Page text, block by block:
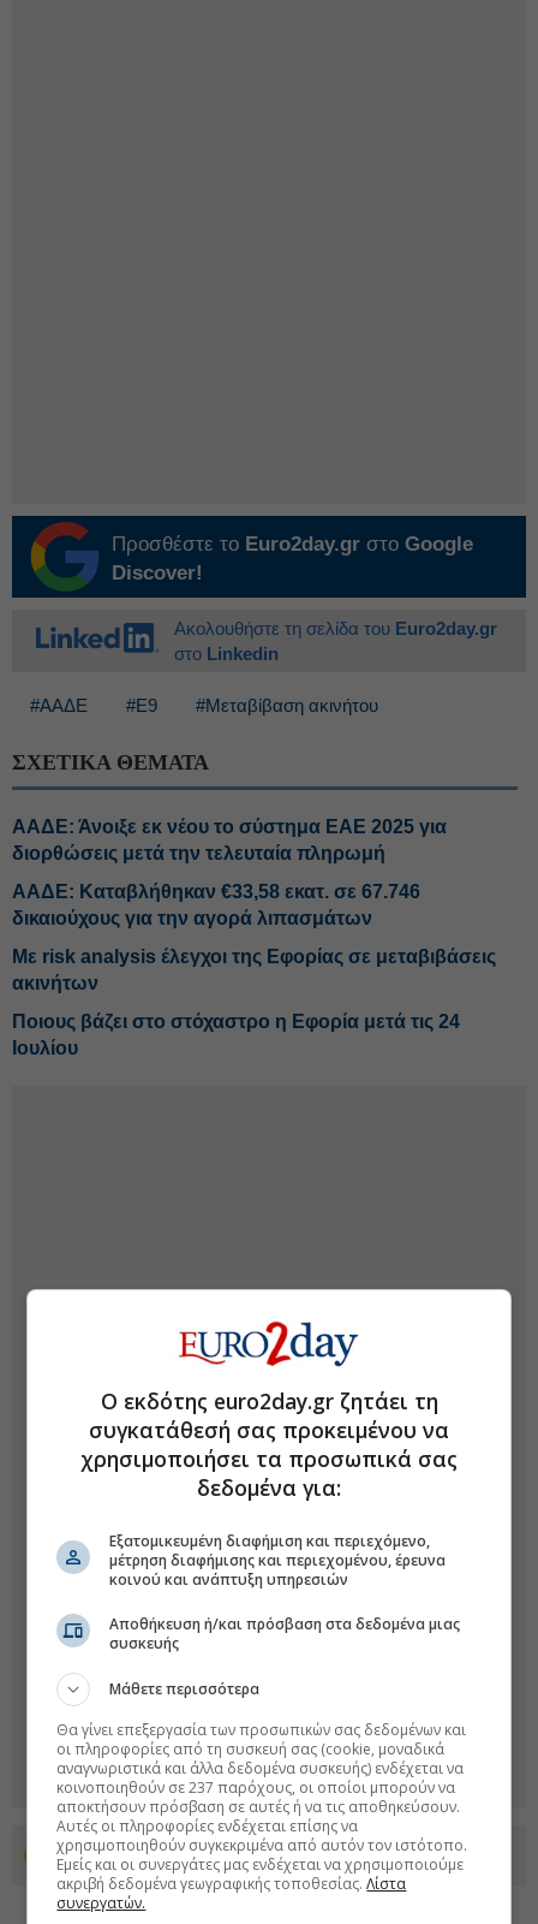
Προσθέστε το Euro2day.gr στο Google
Discover!
Ακολουθήστε τη σελίδα του Euro2day.gr
στο Linkedin
#ΑΑΔΕ #Ε9 #Μεταβίβαση ακινήτου
ΣΧΕΤΙΚΑ ΘΕΜΑΤΑ
ΑΑΔΕ: Άνοιξε εκ νέου το σύστημα ΕΑΕ 2025 για
διορθώσεις μετά την τελευταία πληρωμή
ΑΑΔΕ: Καταβλήθηκαν €33,58 εκατ. σε 67.746
δικαιούχους για την αγορά λιπασμάτων
Με risk analysis έλεγχοι της Εφορίας σε μεταβιβάσεις
ακινήτων
Ποιους βάζει στο στόχαστρο η Εφορία μετά τις 24
Ιουλίου
Προσθέστε το euro2day.gr στο Discover
Ο εκδότης euro2day.gr ζητάει τη
συγκατάθεσή σας προκειμένου να
χρησιμοποιήσει τα προσωπικά σας
δεδομένα για:
Εξατομικευμένη διαφήμιση και περιεχόμενο,
μέτρηση διαφήμισης και περιεχομένου, έρευνα
κοινού και ανάπτυξη υπηρεσιών
Αποθήκευση ή/και πρόσβαση στα δεδομένα μιας
συσκευής
Μάθετε περισσότερα
Θα γίνει επεξεργασία των προσωπικών σας δεδομένων και
οι πληροφορίες από τη συσκευή σας (cookie, μοναδικά
αναγνωριστικά και άλλα δεδομένα συσκευής) ενδέχεται να
κοινοποιηθούν σε 237 παρόχους, οι οποίοι μπορούν να
αποκτήσουν πρόσβαση σε αυτές ή να τις αποθηκεύσουν.
Αυτές οι πληροφορίες ενδέχεται επίσης να
χρησιμοποιηθούν συγκεκριμένα από αυτόν τον ιστότοπο.
Εμείς και οι συνεργάτες μας ενδέχεται να χρησιμοποιούμε
ακριβή δεδομένα γεωγραφικής τοποθεσίας.Λίστα
συνεργατών.